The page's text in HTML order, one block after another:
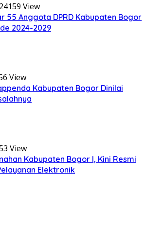
159 View
55 Anggota DPRD Kabupaten Bogor
2024-2029
View
Kabupaten Bogor Dinilai
View
Kabupaten Bogor I, Kini Resmi
Elektronik